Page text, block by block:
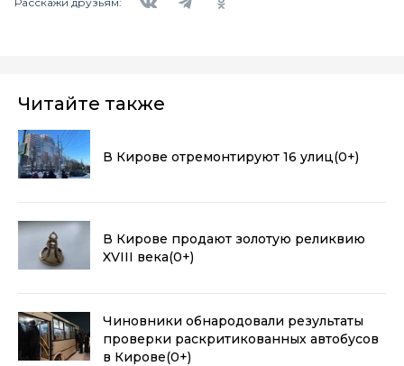
Читайте также
В Кирове отремонтируют 16 улиц(0+)
В Кирове продают золотую реликвию
XVIII века(0+)
Чиновники обнародовали результаты
проверки раскритикованных автобусов
в Кирове(0+)